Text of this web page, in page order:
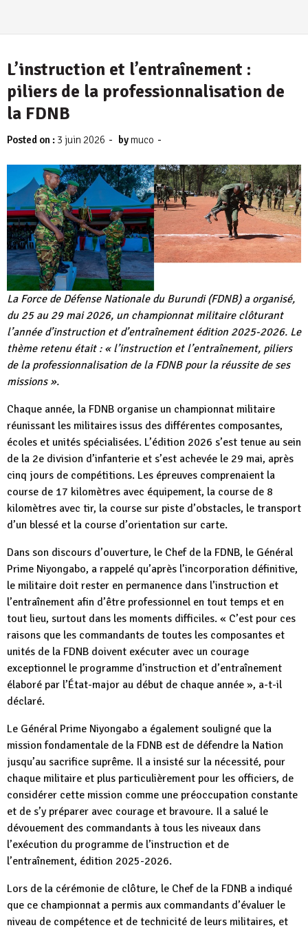
L’instruction et l’entraînement :
piliers de la professionnalisation de
la FDNB
Posted on : 3 juin 2026 - bymuco -
La Force de Défense Nationale du Burundi (FDNB) a organisé,
du 25 au 29 mai 2026, un championnat militaire clôturant
l’année d’instruction et d’entraînement édition 2025-2026. Le
thème retenu était : « l’instruction et l’entraînement, piliers
de la professionnalisation de la FDNB pour la réussite de ses
missions ».
Chaque année, la FDNB organise un championnat militaire
réunissant les militaires issus des différentes composantes,
écoles et unités spécialisées. L’édition 2026 s’est tenue au sein
de la 2e division d’infanterie et s’est achevée le 29 mai, après
cinq jours de compétitions. Les épreuves comprenaient la
course de 17 kilomètres avec équipement, la course de 8
kilomètres avec tir, la course sur piste d’obstacles, le transport
d’un blessé et la course d’orientation sur carte.
Dans son discours d’ouverture, le Chef de la FDNB, le Général
Prime Niyongabo, a rappelé qu’après l’incorporation définitive,
le militaire doit rester en permanence dans l’instruction et
l’entraînement afin d’être professionnel en tout temps et en
tout lieu, surtout dans les moments difficiles. « C’est pour ces
raisons que les commandants de toutes les composantes et
unités de la FDNB doivent exécuter avec un courage
exceptionnel le programme d’instruction et d’entraînement
élaboré par l’État-major au début de chaque année », a-t-il
déclaré.
Le Général Prime Niyongabo a également souligné que la
mission fondamentale de la FDNB est de défendre la Nation
jusqu’au sacrifice suprême. Il a insisté sur la nécessité, pour
chaque militaire et plus particulièrement pour les officiers, de
considérer cette mission comme une préoccupation constante
et de s’y préparer avec courage et bravoure. Il a salué le
dévouement des commandants à tous les niveaux dans
l’exécution du programme de l’instruction et de
l’entraînement, édition 2025-2026.
Lors de la cérémonie de clôture, le Chef de la FDNB a indiqué
que ce championnat a permis aux commandants d’évaluer le
niveau de compétence et de technicité de leurs militaires, et